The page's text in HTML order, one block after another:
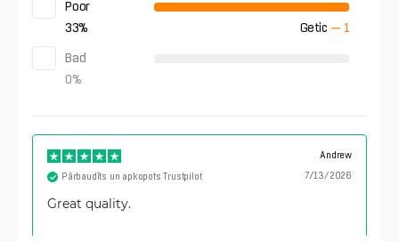
Poor
33% Getic — 1
Bad
0%
Andrew
7/13/2026
Pārbaudīts un apkopots Trustpilot
Great quality.